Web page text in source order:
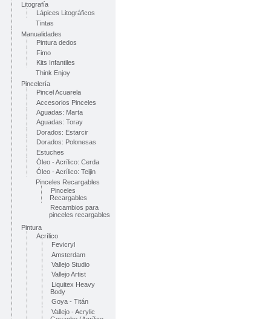
Litografía
Lápices Litográficos
Tintas
Manualidades
Pintura dedos
Fimo
Kits Infantiles
Think Enjoy
Pincelería
Pincel Acuarela
Accesorios Pinceles
Aguadas: Marta
Aguadas: Toray
Dorados: Estarcir
Dorados: Polonesas
Estuches
Óleo - Acrílico: Cerda
Óleo - Acrílico: Teijin
Pinceles Recargables
Pinceles
Recargables
Recambios para
pinceles recargables
Pintura
Acrílico
Fevicryl
Amsterdam
Vallejo Studio
Vallejo Artist
Liquitex Heavy
Body
Goya - Titán
Vallejo - Acrylic